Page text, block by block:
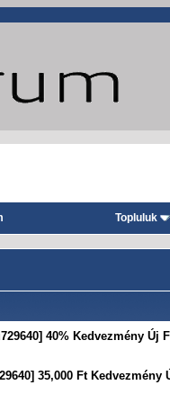
Topluluk
40% Kedvezmény Új
35,000 Ft Kedvezmény